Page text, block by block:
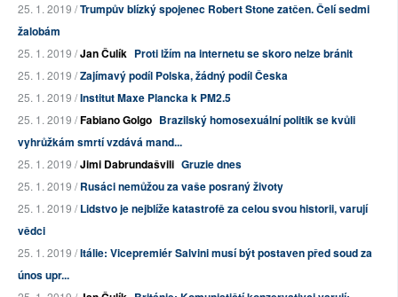
25. 1. 2019 /Trumpův blízký spojenec Robert Stone zatčen. Čelí sedmi
žalobám
25. 1. 2019 /Jan Čulík Proti lžím na internetu se skoro nelze bránit
25. 1. 2019 /Zajímavý podíl Polska, žádný podíl Česka
25. 1. 2019 /Institut Maxe Plancka k PM2.5
25. 1. 2019 /Fabiano Golgo Brazilský homosexuální politik se kvůli
vyhrůžkám smrtí vzdává mand...
25. 1. 2019 /Jimi Dabrundašvili Gruzie dnes
25. 1. 2019 /Rusáci nemůžou za vaše posraný životy
25. 1. 2019 /Lidstvo je nejblíže katastrofě za celou svou historii, varují
vědci
25. 1. 2019 /Itálie: Vicepremiér Salvini musí být postaven před soud za
únos upr...